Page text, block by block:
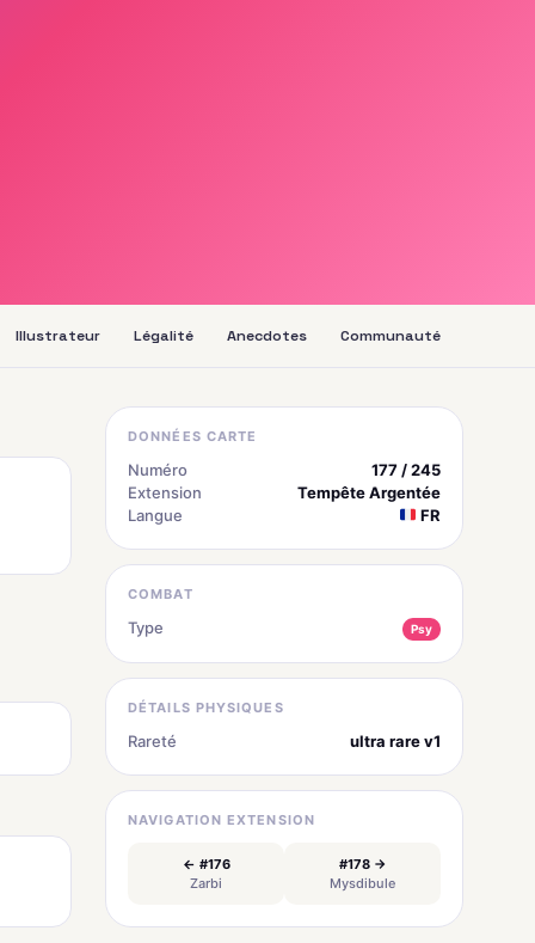
Illustrateur Légalité Anecdotes Communauté
DONNÉES CARTE
Numéro
177 / 245
Extension
Tempête Argentée
Langue
FR
COMBAT
Type Psy
DÉTAILS PHYSIQUES
Rareté ultra rare v1
NAVIGATION EXTENSION
← #176
Zarbi
#178 →
Mysdibule